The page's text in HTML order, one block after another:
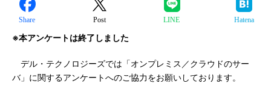
Share Post LINE Hatena
※本アンケートは終了しました
デル・テクノロジーズでは「オンプレミス／クラウドのサー
バ」に関するアンケートへのご協力をお願いしております。